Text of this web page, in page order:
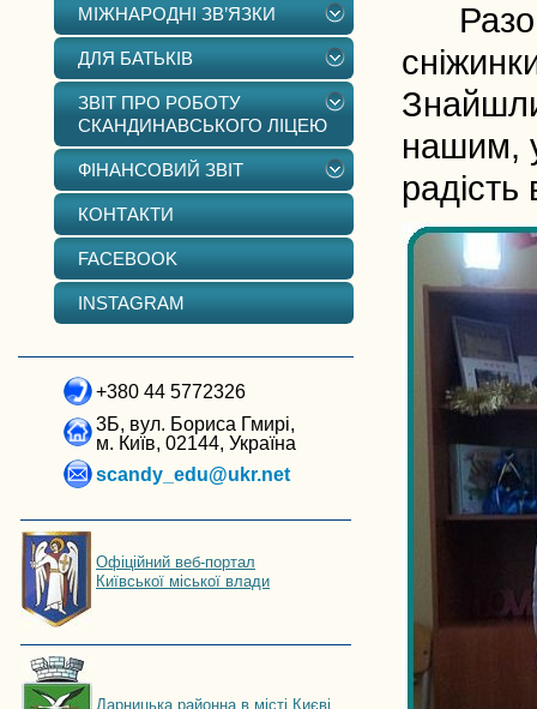
МІЖНАРОДНІ ЗВ’ЯЗКИ
ДЛЯ БАТЬКІВ
ЗВІТ ПРО РОБОТУ
СКАНДИНАВСЬКОГО ЛІЦЕЮ
ФІНАНСОВИЙ ЗВІТ
КОНТАКТИ
FACEBOOK
INSTAGRAM
+380 44 5772326
3Б, вул. Бориса Гмирі,
м. Київ, 02144, Україна
scandy_edu@ukr.net
Офіційний веб-портал
Київської міської влади
Дарницька районна в місті Києві
Разом
Знайшли
нашим,